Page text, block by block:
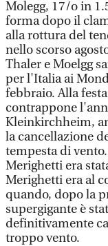
Molegg, 17/o in
forma dopo il
alla rottura del
nello scorso
Thaler e Moelgg
per l'Italia ai
febbraio. Alla
contrappone
Kleinkirchheim,
la cancellazione
tempesta di
Merighetti era
Merighetti era al
quando, dopo la
supergigante è
definitivamente
troppo vento.